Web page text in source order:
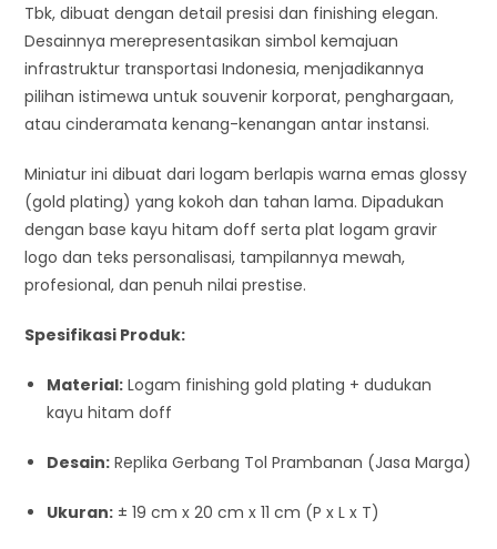
Tbk, dibuat dengan detail presisi dan finishing elegan.
Desainnya merepresentasikan simbol kemajuan
infrastruktur transportasi Indonesia, menjadikannya
pilihan istimewa untuk souvenir korporat, penghargaan,
atau cinderamata kenang-kenangan antar instansi.
Miniatur ini dibuat dari logam berlapis warna emas glossy
(gold plating) yang kokoh dan tahan lama. Dipadukan
dengan base kayu hitam doff serta plat logam gravir
logo dan teks personalisasi, tampilannya mewah,
profesional, dan penuh nilai prestise.
Spesifikasi Produk:
Material: Logam finishing gold plating + dudukan
kayu hitam doff
Desain: Replika Gerbang Tol Prambanan (Jasa Marga)
Ukuran: ± 19 cm x 20 cm x 11 cm (P x L x T)